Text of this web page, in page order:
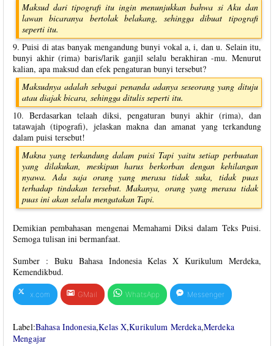
Maksud dari tipografi itu ingin menunjukkan bahwa si Aku dan
lawan bicaranya bertolak belakang, sehingga dibuat tipografi
seperti itu.
9. Puisi di atas banyak mengandung bunyi vokal a, i, dan u. Selain itu,
bunyi akhir (rima) baris/larik ganjil selalu berakhiran -mu. Menurut
kalian, apa maksud dan efek pengaturan bunyi tersebut?
Maksudnya adalah sebagai penanda adanya seseorang yang dituju
atau diajak bicara, sehingga ditulis seperti itu.
10. Berdasarkan telaah diksi, pengaturan bunyi akhir (rima), dan
tatawajah (tipografi), jelaskan makna dan amanat yang terkandung
dalam puisi tersebut!
Makna yang terkandung dalam puisi Tapi yaitu setiap perbuatan
yang dilakukan, meskipun harus berkorban dengan kehilangan
nyawa. Ada saja orang yang merasa tidak suka, tidak puas
terhadap tindakan tersebut. Makanya, orang yang merasa tidak
puas ini akan selalu mengatakan Tapi.
Demikian pembahasan mengenai Memahami Diksi dalam Teks Puisi.
Semoga tulisan ini bermanfaat.
Sumber : Buku Bahasa Indonesia Kelas X Kurikulum Merdeka,
Kemendikbud.
x.com GMail WhatsApp Messenger
Label:Bahasa Indonesia,Kelas X,Kurikulum Merdeka,Merdeka
Mengajar